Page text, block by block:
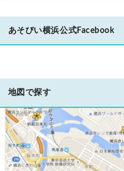
あそびい横浜公式Facebook
地図で探す